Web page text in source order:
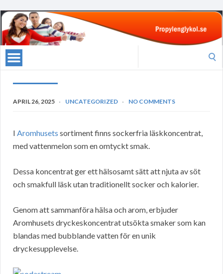
APRIL 26, 2025 UNCATEGORIZED NO COMMENTS
I Aromhusets sortiment finns sockerfria läskkoncentrat,
med vattenmelon som en omtyckt smak.
Dessa koncentrat ger ett hälsosamt sätt att njuta av söt
och smakfull läsk utan traditionellt socker och kalorier.
Genom att sammanföra hälsa och arom, erbjuder
Aromhusets dryckeskoncentrat utsökta smaker som kan
blandas med bubblande vatten för en unik
dryckesupplevelse.